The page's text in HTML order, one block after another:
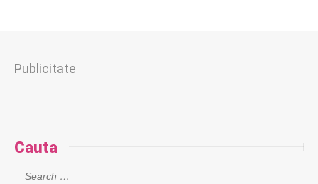
Publicitate
Cauta